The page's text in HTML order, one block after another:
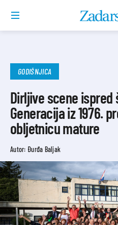
GODIŠNJICA
Dirljive scene ispred
Generacija iz 1976.
obljetnicu mature
Autor: Đurđa Baljak